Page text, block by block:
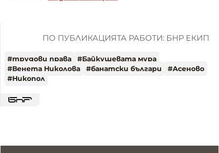
ПО ПУБЛИКАЦИЯТА РАБОТИ: БНР ЕКИП
#трудови права #Байкушевата мура
#Венета Николова #банатски българи #Асеново
#Никопол